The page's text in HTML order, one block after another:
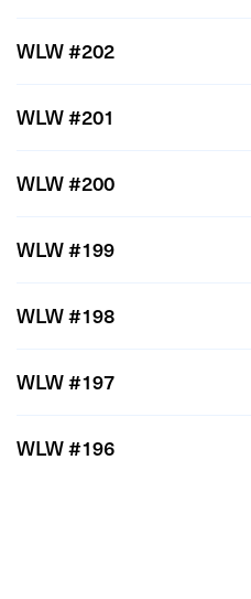
WLW #202
WLW #201
WLW #200
WLW #199
WLW #198
WLW #197
WLW #196